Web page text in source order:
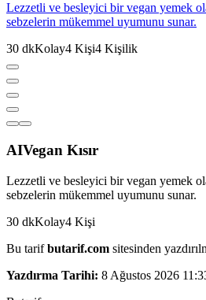
Lezzetli ve besleyici bir vegan yemek
sebzelerin mükemmel uyumunu sunar.
30 dkKolay4 Kişi4 Kişilik
AIVegan Kısır
Lezzetli ve besleyici bir vegan yemek
sebzelerin mükemmel uyumunu sunar.
30 dkKolay4 Kişi
Bu tarifbutarif.com sitesinden
Yazdırma Tarihi: 8 Ağustos 2026